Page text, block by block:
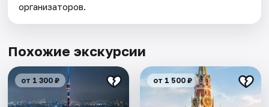
организаторов.
Похожие экскурсии
от 1 300 ₽ от 1 500 ₽